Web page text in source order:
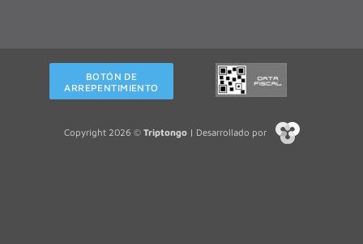
BOTÓN DE
ARREPENTIMIENTO
Copyright 2026 © Triptongo| Desarrollado por